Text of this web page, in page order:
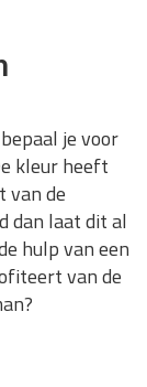
je voor
kleur heeft
van de
dan laat dit al
hulp van een
van de